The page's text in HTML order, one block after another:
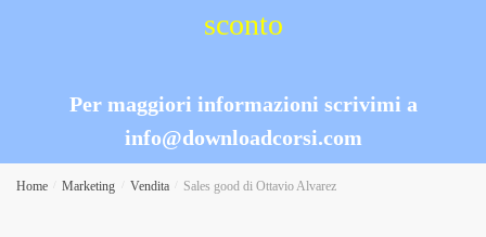
sconto
Per maggiori informazioni scrivimi a
info@downloadcorsi.com
Home Marketing Vendita Sales good di Ottavio Alvarez